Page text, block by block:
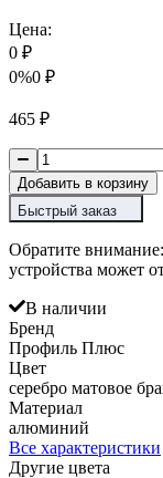
Цена:
0 ₽
0%0 ₽
465 ₽
Добавить в корзину
Быстрый заказ
Обратите
устройства может
В наличии
Бренд
Профиль Плюс
Цвет
серебро матовое
Материал
алюминий
Все характеристики
Другие цвета